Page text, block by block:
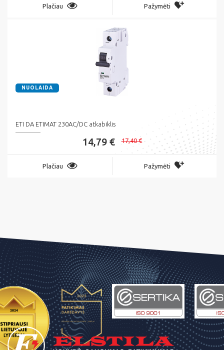
Plačiau Pažymėti
NUOLAIDA
ETI DA ETIMAT 230AC/DC atkabiklis
14,79 € 17,40 €
Plačiau Pažymėti